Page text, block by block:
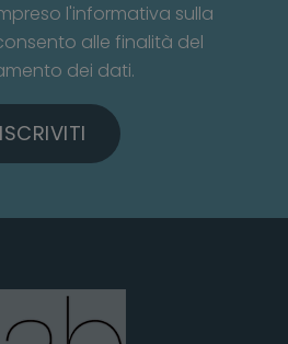
l'informativa sulla
alle finalità del
dei dati.
ISCRIVITI